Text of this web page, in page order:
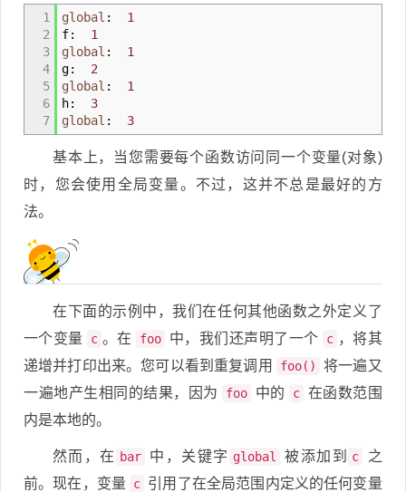
1
2
3
4
5
6
7
global : 1
f: 1
global : 1
g: 2
global : 1
h: 3
global : 3
基本上，当您需要每个函数访问同一个变量(对象)
时，您会使用全局变量。不过，这并不总是最好的方
法。
在下面的示例中，我们在任何其他函数之外定义了
一个变量
c 。在 foo 中，我们还声明了一个 c ，将其
递增并打印出来。您可以看到重复调用
foo()
将一遍又
一遍地产生相同的结果，因为
foo 中的 c 在函数范围
内是本地的。
然而，在 bar 中，关键字 global 被添加到 c
之
前。现在，变量
c 引用了在全局范围内定义的任何变量